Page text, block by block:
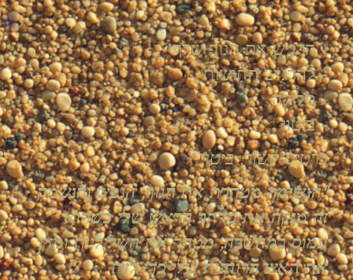
- הרגיש את הגוף שלך
- להרגיש תחושות
- סליקה,
- ביטוי
כרטיס קשור: ביטוי
"הנשימה מטהרת את הגוף, הנפש והנשמה.
זה מנקה את מרחב הראש שלי כשהוא
עמוס במחשבה, מטהר את השליליות ומזין
את האש הרוחנית שלי כדי לזרז